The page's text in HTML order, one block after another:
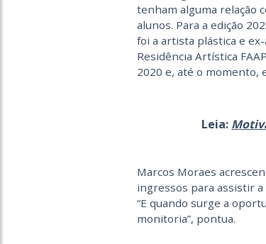
tenham alguma relação
alunos. Para a edição
foi a artista plástica e
Residência Artística
2020 e, até o momento,
Leia:
Marcos Moraes
ingressos para assistir a
“E quando surge a
monitoria”, pontua.